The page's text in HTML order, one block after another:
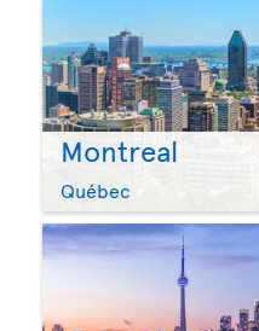
Montreal
Québec